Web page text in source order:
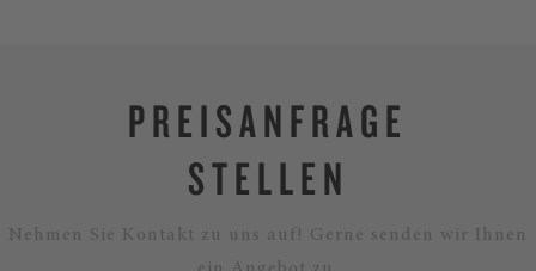
PREISANFRAGE
STELLEN
Nehmen Sie Kontakt zu uns auf! Gerne senden wir Ihnen